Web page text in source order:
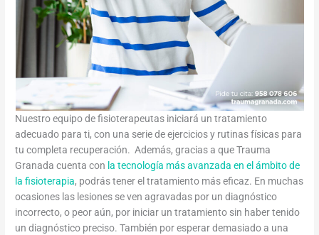
Nuestro equipo de fisioterapeutas iniciará un tratamiento
adecuado para ti, con una serie de ejercicios y rutinas físicas para
tu completa recuperación. Además, gracias a que Trauma
Granada cuenta con la tecnología más avanzada en el ámbito de
la fisioterapia, podrás tener el tratamiento más eficaz. En muchas
ocasiones las lesiones se ven agravadas por un diagnóstico
incorrecto, o peor aún, por iniciar un tratamiento sin haber tenido
un diagnóstico preciso. También por esperar demasiado a una